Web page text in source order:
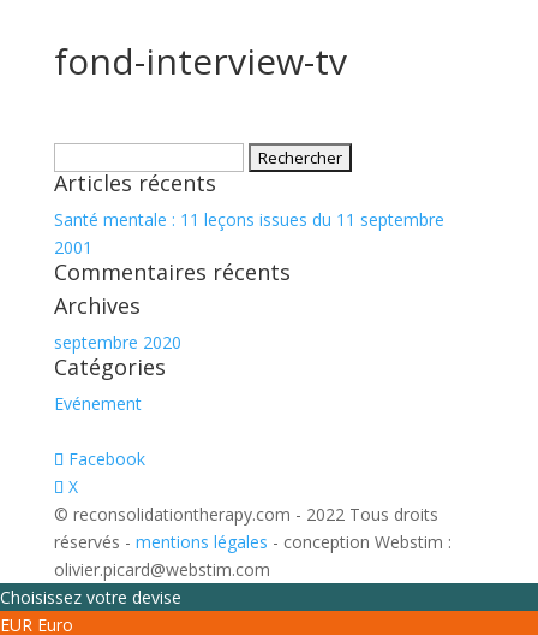
fond-interview-tv
Articles récents
Santé mentale : 11 leçons issues du 11 septembre
2001
Commentaires récents
Archives
septembre 2020
Catégories
Evénement
Facebook
X
© reconsolidationtherapy.com - 2022 Tous droits
réservés - mentions légales - conception Webstim :
olivier.picard@webstim.com
Choisissez votre devise
EUR Euro